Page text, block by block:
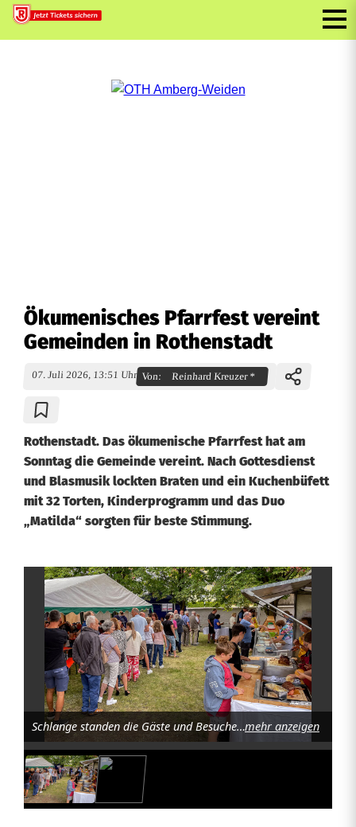
Ökumenisches Pfarrfest vereint
Gemeinden in Rothenstadt
07. Juli 2026, 13:51 Uhr Von: Reinhard Kreuzer *
Rothenstadt. Das ökumenische Pfarrfest hat am
Sonntag die Gemeinde vereint. Nach Gottesdienst
und Blasmusik lockten Braten und ein Kuchenbüfett
mit 32 Torten, Kinderprogramm und das Duo
„Matilda“ sorgten für beste Stimmung.
n
i
s
Schlange standen die Gäste und Besucher zum Mittagessen bei leckerem Braten und Salaten. Foto: Reinhard Kreuzermehr anzeigen